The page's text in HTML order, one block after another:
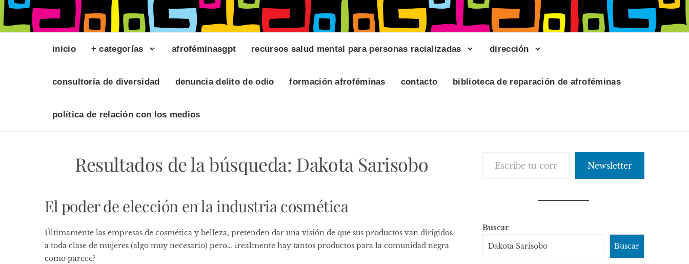
inicio + categorías afroféminasgpt recursos salud mental para personas racializadas dirección
consultoría de diversidad denuncia delito de odio formación afroféminas contacto biblioteca de reparación de afroféminas
política de relación con los medios
Resultados de la búsqueda: Dakota Sarisobo
El poder de elección en la industria cosmética
Últimamente las empresas de cosmética y belleza, pretenden dar una visión de que sus productos van dirigidos
a toda clase de mujeres (algo muy necesario) pero… ¿realmente hay tantos productos para la comunidad negra
como parece?
Newsletter
Buscar
Buscar